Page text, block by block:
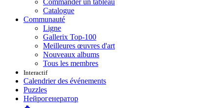
Commander un tableau
Catalogue
Communauté
Ligne
Gallerix Top-100
Meilleures œuvres d'art
Nouveaux albums
Tous les membres
Interactif
Calendrier des événements
Puzzles
Нейрогенератор